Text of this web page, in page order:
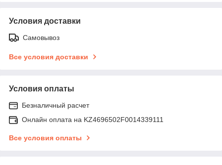
Условия доставки
Самовывоз
Все условия доставки
Условия оплаты
Безналичный расчет
Онлайн оплата на KZ4696502F0014339111
Все условия оплаты